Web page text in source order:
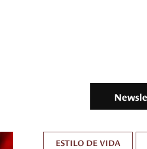
ESTILO DE VIDA